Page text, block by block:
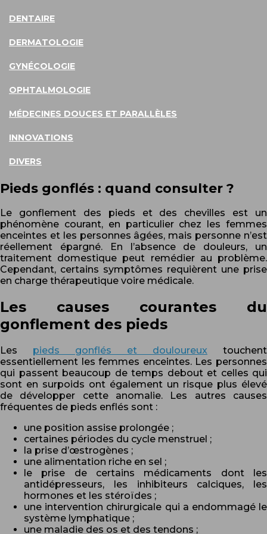
DENTAIRE
DERMATOLOGIE
GYNÉCOLOGIE
OPHTALMOLOGIE
MÉDECINES DOUCES ET PARALLÈLES
INNOVATIONS
DIVERS
Pieds gonflés : quand consulter ?
Le gonflement des pieds et des chevilles est un
phénomène courant, en particulier chez les femmes
enceintes et les personnes âgées, mais personne n’est
réellement épargné. En l’absence de douleurs, un
traitement domestique peut remédier au problème.
Cependant, certains symptômes requièrent une prise
en charge thérapeutique voire médicale.
Les causes courantes du
gonflement des pieds
Les pieds gonflés et douloureux touchent
essentiellement les femmes enceintes. Les personnes
qui passent beaucoup de temps debout et celles qui
sont en surpoids ont également un risque plus élevé
de développer cette anomalie. Les autres causes
fréquentes de pieds enflés sont :
une position assise prolongée ;
certaines périodes du cycle menstruel ;
la prise d’œstrogènes ;
une alimentation riche en sel ;
le prise de certains médicaments dont les
antidépresseurs, les inhibiteurs calciques, les
hormones et les stéroïdes ;
une intervention chirurgicale qui a endommagé le
système lymphatique ;
une maladie des os et des tendons ;